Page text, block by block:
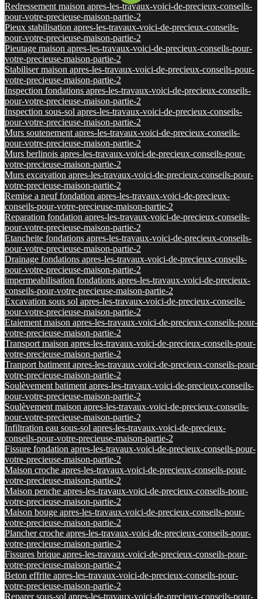
Redressement maison apres-les-travaux-voici-de-precieux-conseils-
pour-votre-precieuse-maison-partie-2
Pieux stabilisation apres-les-travaux-voici-de-precieux-conseils-
pour-votre-precieuse-maison-partie-2
Pieutage maison apres-les-travaux-voici-de-precieux-conseils-pour-
votre-precieuse-maison-partie-2
Stabiliser maison apres-les-travaux-voici-de-precieux-conseils-pour-
votre-precieuse-maison-partie-2
Inspection fondations apres-les-travaux-voici-de-precieux-conseils-
pour-votre-precieuse-maison-partie-2
Inspection sous-sol apres-les-travaux-voici-de-precieux-conseils-
pour-votre-precieuse-maison-partie-2
Murs soutenement apres-les-travaux-voici-de-precieux-conseils-
pour-votre-precieuse-maison-partie-2
Murs berlinois apres-les-travaux-voici-de-precieux-conseils-pour-
votre-precieuse-maison-partie-2
Murs excavation apres-les-travaux-voici-de-precieux-conseils-pour-
votre-precieuse-maison-partie-2
Remise a neuf fondation apres-les-travaux-voici-de-precieux-
conseils-pour-votre-precieuse-maison-partie-2
Reparation fondation apres-les-travaux-voici-de-precieux-conseils-
pour-votre-precieuse-maison-partie-2
Etancheite fondations apres-les-travaux-voici-de-precieux-conseils-
pour-votre-precieuse-maison-partie-2
Drainage fondations apres-les-travaux-voici-de-precieux-conseils-
pour-votre-precieuse-maison-partie-2
impermeabilisation fondations apres-les-travaux-voici-de-precieux-
conseils-pour-votre-precieuse-maison-partie-2
Excavation sous sol apres-les-travaux-voici-de-precieux-conseils-
pour-votre-precieuse-maison-partie-2
Etaiement maison apres-les-travaux-voici-de-precieux-conseils-pour-
votre-precieuse-maison-partie-2
Transport maison apres-les-travaux-voici-de-precieux-conseils-pour-
votre-precieuse-maison-partie-2
Tranport batiment apres-les-travaux-voici-de-precieux-conseils-pour-
votre-precieuse-maison-partie-2
Soulèvement batiment apres-les-travaux-voici-de-precieux-conseils-
pour-votre-precieuse-maison-partie-2
Soulèvement maison apres-les-travaux-voici-de-precieux-conseils-
pour-votre-precieuse-maison-partie-2
Infiltration eau sous-sol apres-les-travaux-voici-de-precieux-
conseils-pour-votre-precieuse-maison-partie-2
Fissure fondation apres-les-travaux-voici-de-precieux-conseils-pour-
votre-precieuse-maison-partie-2
Maison croche apres-les-travaux-voici-de-precieux-conseils-pour-
votre-precieuse-maison-partie-2
Maison penche apres-les-travaux-voici-de-precieux-conseils-pour-
votre-precieuse-maison-partie-2
Maison bouge apres-les-travaux-voici-de-precieux-conseils-pour-
votre-precieuse-maison-partie-2
Plancher croche apres-les-travaux-voici-de-precieux-conseils-pour-
votre-precieuse-maison-partie-2
Fissures brique apres-les-travaux-voici-de-precieux-conseils-pour-
votre-precieuse-maison-partie-2
Beton effrite apres-les-travaux-voici-de-precieux-conseils-pour-
votre-precieuse-maison-partie-2
Reparer sous-sol apres-les-travaux-voici-de-precieux-conseils-pour-